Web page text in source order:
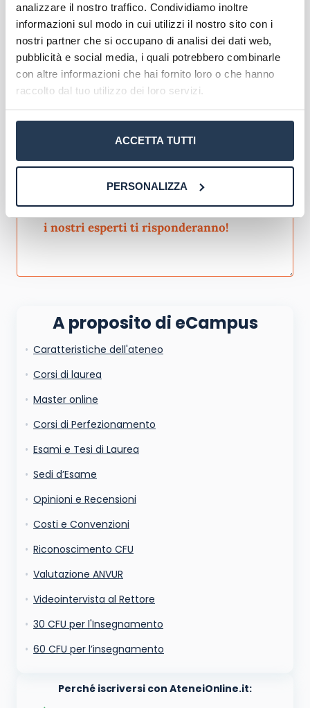
analizzare il nostro traffico. Condividiamo inoltre
informazioni sul modo in cui utilizzi il nostro sito con i
nostri partner che si occupano di analisi dei dati web,
pubblicità e social media, i quali potrebbero combinarle
con altre informazioni che hai fornito loro o che hanno
raccolto dal tuo utilizzo dei loro servizi.
ACCETTA TUTTI
PERSONALIZZA
impegna a fornireun’istruzione di alta qualità
attraverso un corpo docente esperto e risorse
didattiche all’avanguardia.
Scopri l'offerta formativa
Corsi di Laurea eCampus
La tua email sarà utilizzata per comunicarti se qualcuno risponde al tuo commento
dallainformativa privacy. Pubblicando questo commento dai il consenso affinché un
cookie salvi i tuoi dati (nome, email) per il prossimo commento.
Ho letto e acconsento l'
Acconsento all'uso dei miei dati da parte di terzi per
finalità di marketing diretto con modalità
automatizzate o tradizionali
conferma e pubblica
A proposito di eCampus
Caratteristiche dell'ateneo
Corsi di laurea
Master online
Corsi di Perfezionamento
Esami e Tesi di Laurea
Sedi d’Esame
Opinioni e Recensioni
Costi e Convenzioni
Riconoscimento CFU
Valutazione ANVUR
Videointervista al Rettore
30 CFU per l'Insegnamento
60 CFU per l’insegnamento
Perché iscriversi con AteneiOnline.it: